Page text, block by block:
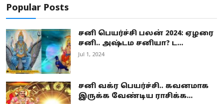
Popular Posts
சனி பெயர்ச்சி பலன் 2024: ஏழரை
சனி.. அஷ்டம சனியா? ட...
Jul 1, 2024
சனி வக்ர பெயர்ச்சி.. கவனமாக
இருக்க வேண்டிய ராசிக்க...